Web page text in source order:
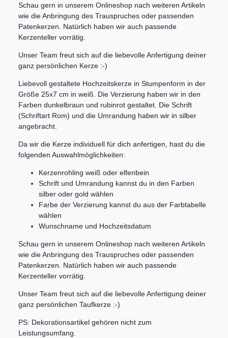
Schau gern in unserem Onlineshop nach weiteren Artikeln
wie die Anbringung des Trauspruches oder passenden
Patenkerzen. Natürlich haben wir auch passende
Kerzenteller vorrätig.
Unser Team freut sich auf die liebevolle Anfertigung deiner
ganz persönlichen Kerze :-)
Liebevoll gestaltete Hochzeitskerze in Stumpenform in der
Größe 25x7 cm in weiß. Die Verzierung haben wir in den
Farben dunkelbraun und rubinrot gestaltet. Die Schrift
(Schriftart Rom) und die Umrandung haben wir in silber
angebracht.
Da wir die Kerze individuell für dich anfertigen, hast du die
folgenden Auswahlmöglichkeiten:
Kerzenrohling weiß oder elfenbein
Schrift und Umrandung kannst du in den Farben
silber oder gold wählen
Farbe der Verzierung kannst du aus der Farbtabelle
wählen
Wunschname und Hochzeitsdatum
Schau gern in unserem Onlineshop nach weiteren Artikeln
wie die Anbringung des Trauspruches oder passenden
Patenkerzen. Natürlich haben wir auch passende
Kerzenteller vorrätig.
Unser Team freut sich auf die liebevolle Anfertigung deiner
ganz persönlichen Taufkerze :-)
PS: Dekorationsartikel gehören nicht zum
Leistungsumfang.